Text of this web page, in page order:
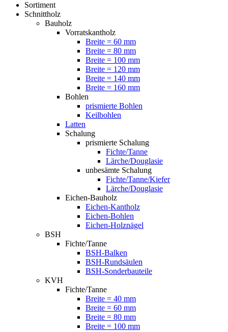
Sortiment
Schnittholz
Bauholz
Vorratskantholz
Breite = 60 mm
Breite = 80 mm
Breite = 100 mm
Breite = 120 mm
Breite = 140 mm
Breite = 160 mm
Bohlen
prismierte Bohlen
Keilbohlen
Latten
Schalung
prismierte Schalung
Fichte/Tanne
Lärche/Douglasie
unbesämte Schalung
Fichte/Tanne/Kiefer
Lärche/Douglasie
Eichen-Bauholz
Eichen-Kantholz
Eichen-Bohlen
Eichen-Holznägel
BSH
Fichte/Tanne
BSH-Balken
BSH-Rundsäulen
BSH-Sonderbauteile
KVH
Fichte/Tanne
Breite = 40 mm
Breite = 60 mm
Breite = 80 mm
Breite = 100 mm